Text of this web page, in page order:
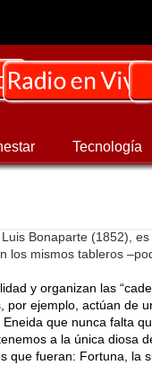
Tecnología
Bonaparte (1852),
mismos tableros
y organizan las
por ejemplo, actúan de
que nunca falta
a la única diosa
que fueran: Fortuna, la